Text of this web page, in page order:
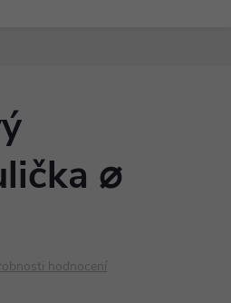
⌀
hodnocení